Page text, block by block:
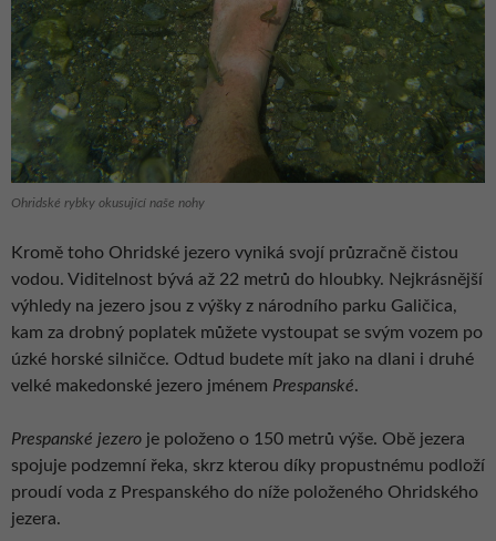
Ohridské rybky okusující naše nohy
Kromě toho Ohridské jezero vyniká svojí průzračně čistou
vodou. Viditelnost bývá až 22 metrů do hloubky. Nejkrásnější
výhledy na jezero jsou z výšky z národního parku Galičica,
kam za drobný poplatek můžete vystoupat se svým vozem po
úzké horské silničce. Odtud budete mít jako na dlani i druhé
velké makedonské jezero jménem Prespanské.
Prespanské jezero je položeno o 150 metrů výše. Obě jezera
spojuje podzemní řeka, skrz kterou díky propustnému podloží
proudí voda z Prespanského do níže položeného Ohridského
jezera.